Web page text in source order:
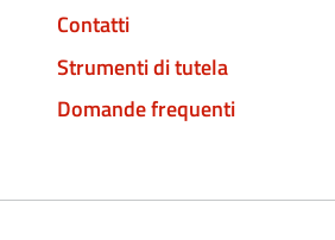
Contatti
Strumenti di tutela
Domande frequenti